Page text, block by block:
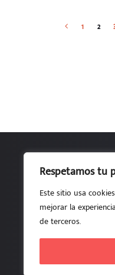
Respetamos tu
Este sitio usa
mejorar la
de terceros.
1 2
Por
ETSI de
2026 -